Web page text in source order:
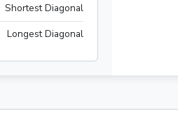
Shortest Diagonal
Longest Diagonal